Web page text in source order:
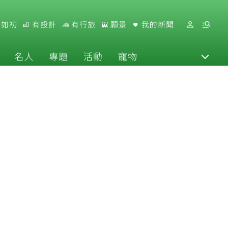
初 有設計 有行旅 願景 我的新聞
名人 專題 活動 寵物